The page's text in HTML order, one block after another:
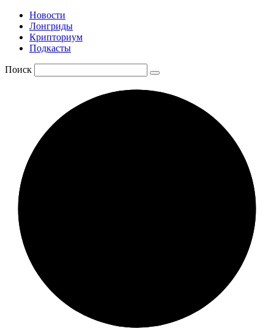
Новости
Лонгриды
Крипториум
Подкасты
Поиск